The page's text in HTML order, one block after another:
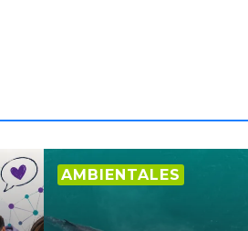
AMBIENTALES